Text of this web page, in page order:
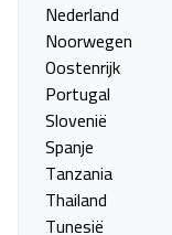
Nederland
Noorwegen
Oostenrijk
Portugal
Slovenië
Spanje
Tanzania
Thailand
Tunesië
Vanafprijs p.p.
€ 338,00